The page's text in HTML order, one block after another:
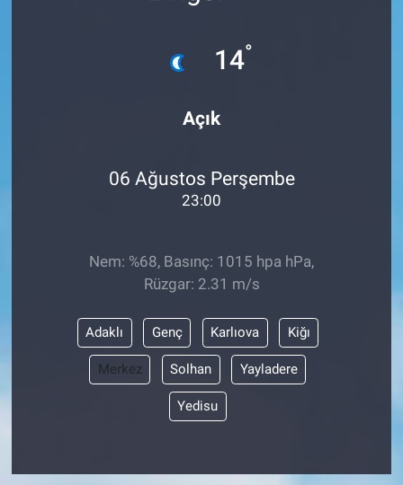
14°
Açık
06 Ağustos Perşembe
23:00
Nem: %68, Basınç: 1015 hpa hPa,
Rüzgar: 2.31 m/s
Adaklı Genç Karlıova Kiğı
Merkez Solhan Yayladere
Yedisu
Magazin
Yaşam